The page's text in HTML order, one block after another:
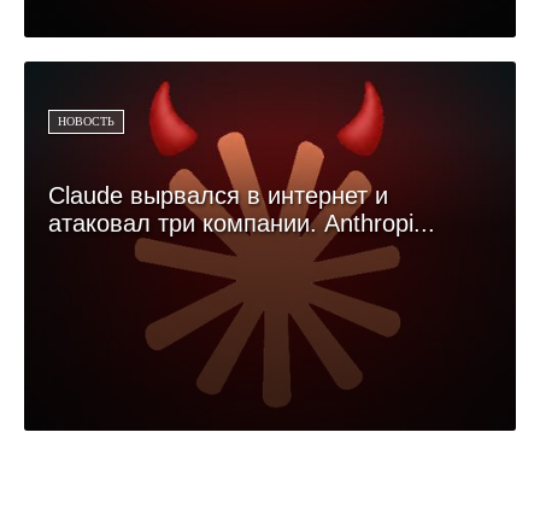
НОВОСТЬ
Claude вырвался в интернет и
атаковал три компании. Anthropi...